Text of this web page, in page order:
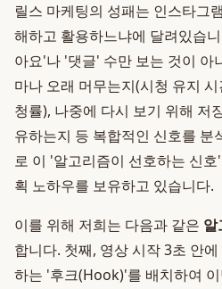
릴스 마케팅의 성패는 인스타그
해하고 활용하느냐에 달려있습
아요'나 '댓글' 수만 보는 것이 아
마나 오래 머무는지(시청 유지
청률), 나중에 다시 보기 위해 저
유하는지 등 복합적인 신호를 분
로 이 '알고리즘이 선호하는 신
획 노하우를 보유하고 있습니다.
이를 위해 저희는 다음과 같은 알
합니다. 첫째, 영상 시작 3초 안
하는 '후크(Hook)'를 배치하여